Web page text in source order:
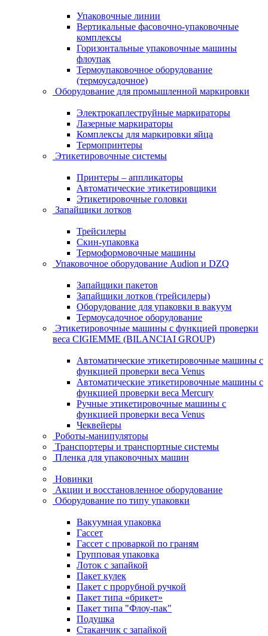
Упаковочные линии
Вертикальные фасовочно-упаковочные
комплексы
Горизонтальные упаковочные машины
флоупак
Термоупаковочное оборудование
(термоусадочное)
Оборудование для промышленной маркировки
Электрокаплеструйные маркираторы
Лазерные маркираторы
Комплексы для маркировки яйца
Термопринтеры
Этикетировочные системы
Принтеры – аппликаторы
Автоматические этикетировщики
Этикетировочные головки
Запайщики лотков
Трейсилеры
Скин-упаковка
Термоформовочные машины
Упаковочное оборудование Audion и DZQ
Запайщики пакетов
Запайщики лотков (трейсилеры)
Оборудование для упаковки в вакуум
Термоусадочное оборудование
Этикетировочные машины с функцией проверки
веса CIGIEMME (BILANCIAI GROUP)
Автоматические этикетировочные машины с
функцией проверки веса Venus
Автоматические этикетировочные машины с
функцией проверки веса Mercury
Ручные этикетировочные машины с
функцией проверки веса Venus
Чеквейеры
Роботы-манипуляторы
Транспортеры и транспортные системы
Пленка для упаковочных машин
Новинки
Акции и восстановленное оборудование
Оборудование по типу упаковки
Вакуумная упаковка
Гассет
Гассет с проваркой по граням
Групповая упаковка
Лоток с запайкой
Пакет кулек
Пакет с прорубной ручкой
Пакет типа «брикет»
Пакет типа "Флоу-пак"
Подушка
Стаканчик с запайкой